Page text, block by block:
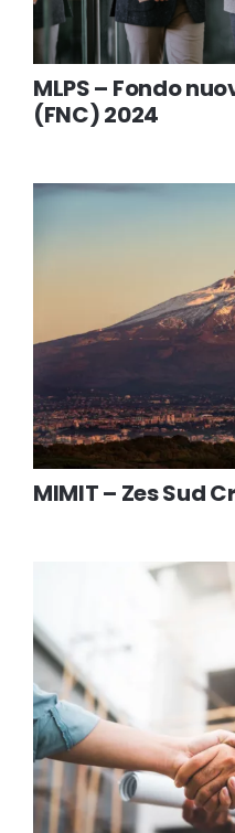
MLPS – Fondo
(FNC) 2024
MIMIT – Zes Sud